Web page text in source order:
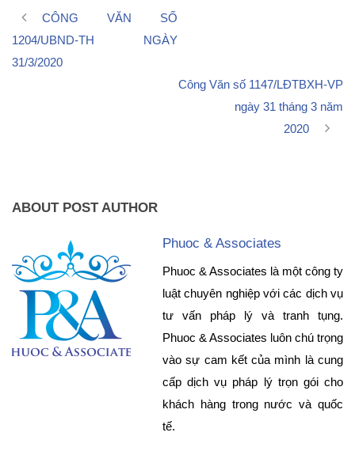
CÔNG VĂN SỐ
1204/UBND-TH NGÀY
31/3/2020
Công Văn số 1147/LĐTBXH-VP
ngày 31 tháng 3 năm
2020
ABOUT POST AUTHOR
Phuoc & Associates
Phuoc & Associates là một công ty
luật chuyên nghiệp với các dịch vụ
tư vấn pháp lý và tranh tụng.
Phuoc & Associates luôn chú trọng
vào sự cam kết của mình là cung
cấp dịch vụ pháp lý trọn gói cho
khách hàng trong nước và quốc
tế.